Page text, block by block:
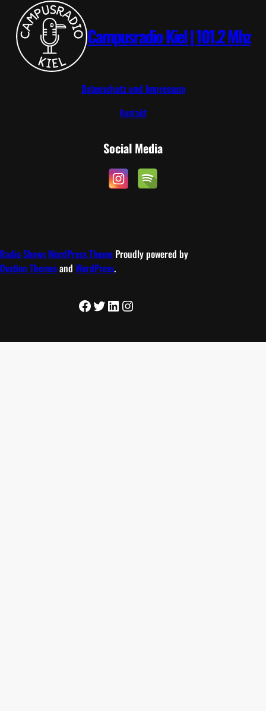
e
Campusradio Kiel | 101.2 Mhz
Datenschutz und Impressum
Kontakt
Social Media
Radio Shows WordPress Theme Proudly powered by
Ovation Themesand WordPress.
Facebook
Twitter
LinkedIn
Instagram